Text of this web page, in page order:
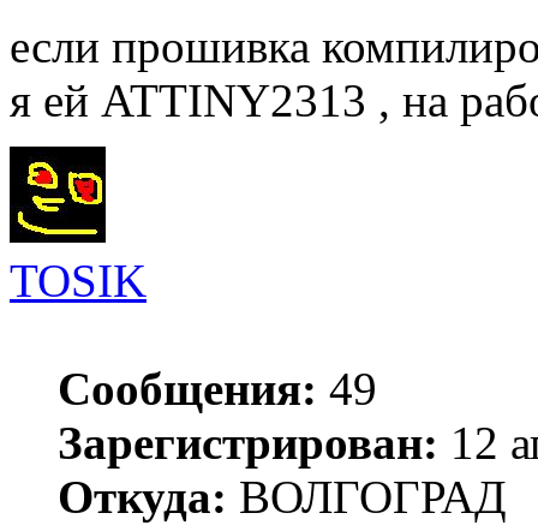
если прошивка
я ей ATTINY2313 , на
TOSIK
Сообщения: 49
Зарегистрирован: 12
Откуда: ВОЛГОГРАД